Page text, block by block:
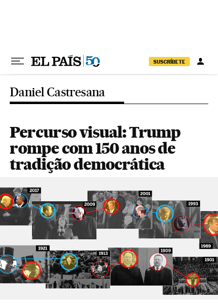
SUSCRÍBETE
Daniel Castresana
Percurso visual: Trump
rompe com 150 anos de
tradição democrática